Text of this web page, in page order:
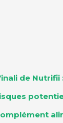
de Nutrifii